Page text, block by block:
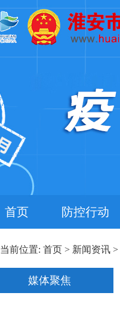
首页 防控行动
当前位置: 首页 > 新闻资讯 >
媒体聚焦